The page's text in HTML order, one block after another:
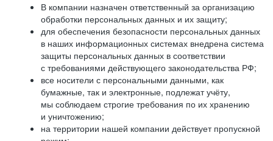
В компании назначен ответственный за организацию
обработки персональных данных и их защиту;
для обеспечения безопасности персональных данных
в наших информационных системах внедрена система
защиты персональных данных в соответствии
с требованиями действующего законодательства РФ;
все носители с персональными данными, как
бумажные, так и электронные, подлежат учёту,
мы соблюдаем строгие требования по их хранению
и уничтожению;
на территории нашей компании действует пропускной